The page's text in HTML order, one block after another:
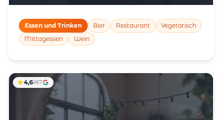
Essen und Trinken Bier Restaurant
Vegetarisch
Mittagessen
Wein
4,6667